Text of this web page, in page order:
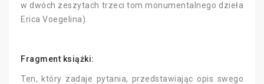
w dwóch zeszytach trzeci tom monumentalnego dzieła
Erica Voegelina).
Fragment książki:
Ten, który zadaje pytania, przedstawiając opis swego